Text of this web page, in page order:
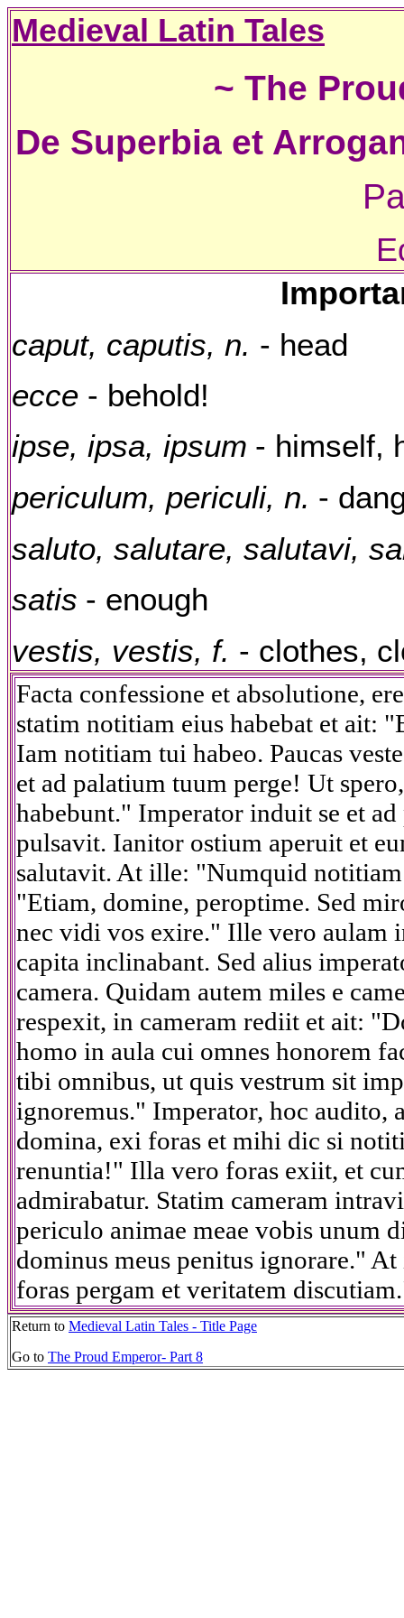
Medieval Latin Tales
~ The
De Superbia et
caput, caputis, n. - head
ecce - behold!
ipse, ipsa, ipsum - himself,
periculum, periculi, n. -
saluto, salutare, salutavi,
satis - enough
vestis, vestis, f. - clothes,
Facta confessione et absolutione,
statim notitiam eius habebat et ait:
Iam notitiam tui habeo. Paucas
et ad palatium tuum perge! Ut
habebunt." Imperator induit se et
pulsavit. Ianitor ostium aperuit et
salutavit. At ille: "Numquid
"Etiam, domine, peroptime. Sed
nec vidi vos exire." Ille vero aulam
capita inclinabant. Sed alius
camera. Quidam autem miles e
respexit, in cameram rediit et ait:
homo in aula cui omnes honorem
tibi omnibus, ut quis vestrum sit
ignoremus." Imperator, hoc audito,
domina, exi foras et mihi dic si
renuntia!" Illa vero foras exiit, et
admirabatur. Statim cameram
periculo animae meae vobis unum
dominus meus penitus ignorare."
foras pergam et veritatem
Return to Medieval Latin Tales - Title Page
Go to The Proud Emperor- Part 8